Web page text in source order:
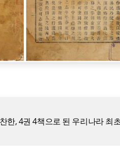
한, 4권 4책으로 된 우리나라 최